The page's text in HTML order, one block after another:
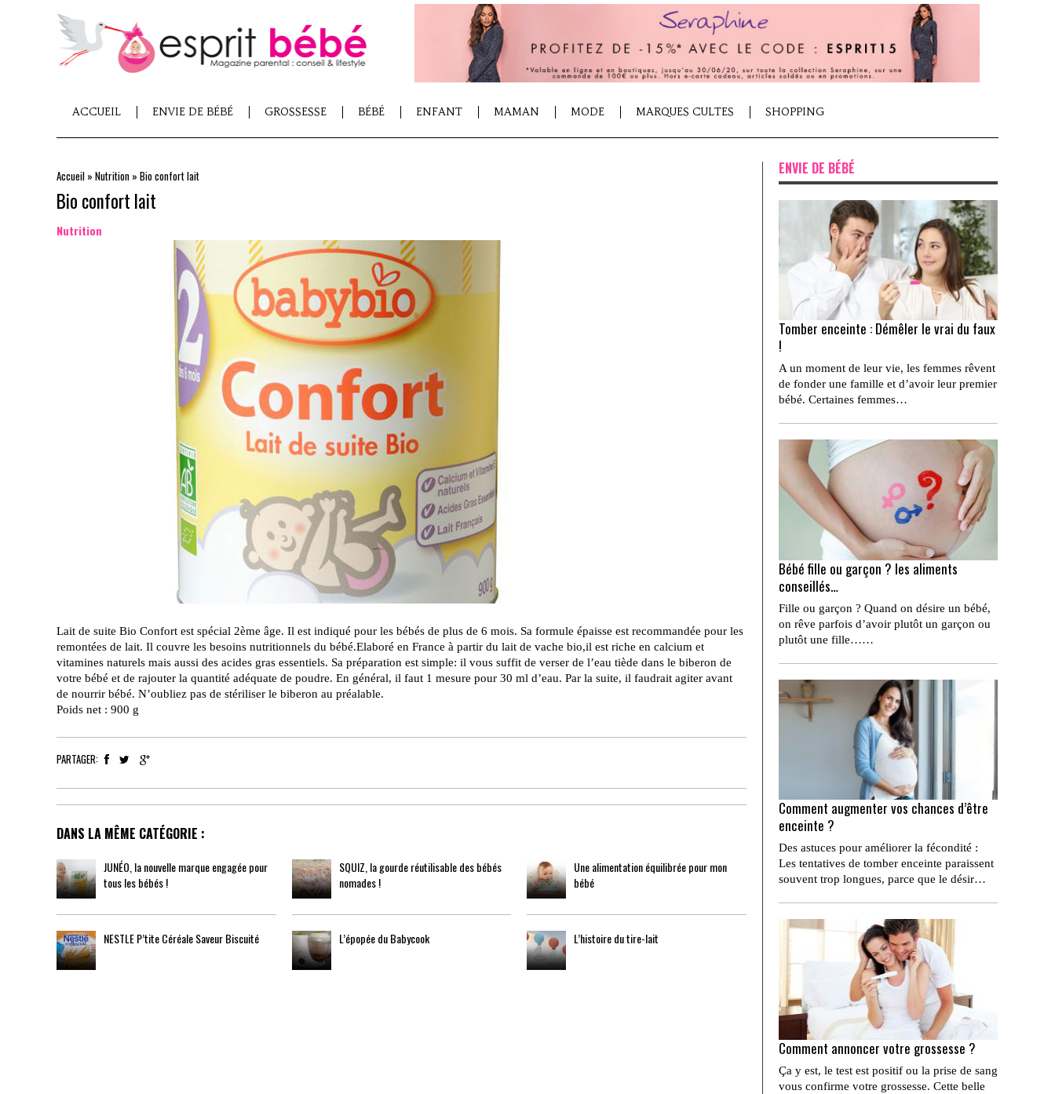
ACCUEIL ENVIE DE BÉBÉ GROSSESSE BÉBÉ ENFANT MAMAN MODE MARQUES CULTES SHOPPING
Accueil » Nutrition » Bio confort lait
Bio confort lait
Nutrition
Lait de suite Bio Confort est spécial 2ème âge. Il est indiqué pour les bébés de plus de 6 mois. Sa formule épaisse est recommandée pour les
remontées de lait. Il couvre les besoins nutritionnels du bébé.Elaboré en France à partir du lait de vache bio,il est riche en calcium et
vitamines naturels mais aussi des acides gras essentiels. Sa préparation est simple: il vous suffit de verser de l’eau tiède dans le biberon de
votre bébé et de rajouter la quantité adéquate de poudre. En général, il faut 1 mesure pour 30 ml d’eau. Par la suite, il faudrait agiter avant
de nourrir bébé. N’oubliez pas de stériliser le biberon au préalable.
Poids net : 900 g
PARTAGER:
DANS LA MÊME CATÉGORIE :
JUNÉO, la nouvelle marque engagée pour
tous les bébés !
SQUIZ, la gourde réutilisable des bébés
nomades !
Une alimentation équilibrée pour mon
bébé
NESTLE P’tite Céréale Saveur Biscuité L’épopée du Babycook L’histoire du tire-lait
ENVIE DE BÉBÉ
Tomber enceinte : Démêler le vrai du faux
!
A un moment de leur vie, les femmes rêvent
de fonder une famille et d’avoir leur premier
bébé. Certaines femmes…
Bébé fille ou garçon ? les aliments
conseillés…
Fille ou garçon ? Quand on désire un bébé,
on rêve parfois d’avoir plutôt un garçon ou
plutôt une fille……
Comment augmenter vos chances d’être
enceinte ?
Des astuces pour améliorer la fécondité :
Les tentatives de tomber enceinte paraissent
souvent trop longues, parce que le désir…
Comment annoncer votre grossesse ?
Ça y est, le test est positif ou la prise de sang
vous confirme votre grossesse. Cette belle